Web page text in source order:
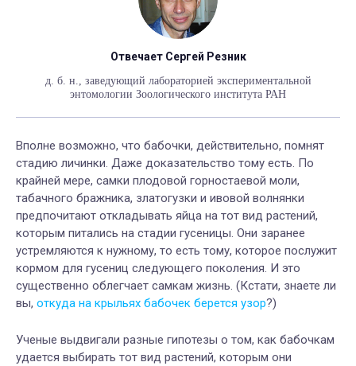
Отвечает Сергей Резник
д. б. н., заведующий лабораторией экспериментальной
энтомологии Зоологического института РАН
Вполне возможно, что бабочки, действительно, помнят
стадию личинки. Даже доказательство тому есть. По
крайней мере, самки плодовой горностаевой моли,
табачного бражника, златогузки и ивовой волнянки
предпочитают откладывать яйца на тот вид растений,
которым питались на стадии гусеницы. Они заранее
устремляются к нужному, то есть тому, которое послужит
кормом для гусениц следующего поколения. И это
существенно облегчает самкам жизнь. (Кстати, знаете ли
вы, откуда на крыльях бабочек берется узор?)
Ученые выдвигали разные гипотезы о том, как бабочкам
удается выбирать тот вид растений, которым они